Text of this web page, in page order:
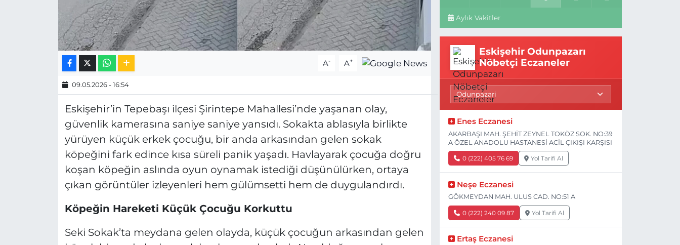
A- A+
09.05.2026 - 16:54
Eskişehir’in Tepebaşı ilçesi Şirintepe Mahallesi’nde yaşanan olay,
güvenlik kamerasına saniye saniye yansıdı. Sokakta ablasıyla birlikte
yürüyen küçük erkek çocuğu, bir anda arkasından gelen sokak
köpeğini fark edince kısa süreli panik yaşadı. Havlayarak çocuğa doğru
koşan köpeğin aslında oyun oynamak istediği düşünülürken, ortaya
çıkan görüntüler izleyenleri hem gülümsetti hem de duygulandırdı.
Köpeğin Hareketi Küçük Çocuğu Korkuttu
Seki Sokak’ta meydana gelen olayda, küçük çocuğun arkasından gelen
Aylık Vakitler
Eskişehir Odunpazarı
Nöbetçi Eczaneler
Enes Eczanesi
AKARBAŞI MAH. ŞEHİT ZEYNEL TOKÖZ SOK. NO:39
A ÖZEL ANADOLU HASTANESİ ACİL ÇIKIŞI KARŞISI
0 (222) 405 76 69 Yol Tarifi Al
Neşe Eczanesi
GÖKMEYDAN MAH. ULUS CAD. NO:51 A
0 (222) 240 09 87 Yol Tarifi Al
Ertaş Eczanesi